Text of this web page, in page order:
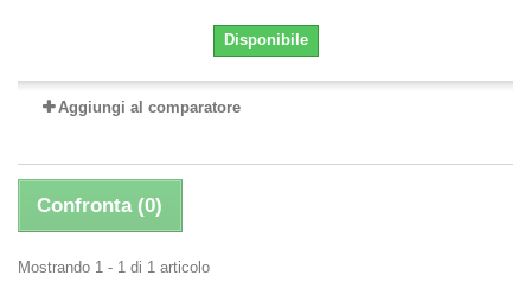
Disponibile
Aggiungi al comparatore
Confronta (0)
Mostrando 1 - 1 di 1 articolo